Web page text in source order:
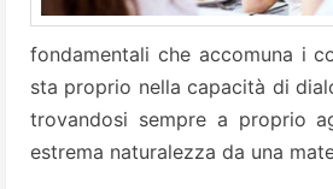
fondamentali che accomuna i
sta proprio nella capacità di
trovandosi sempre a proprio
estrema naturalezza da una